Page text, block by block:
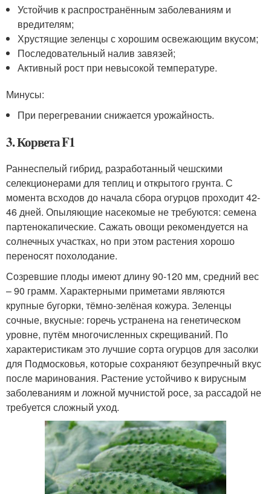
Устойчив к распространённым заболеваниям и
вредителям;
Хрустящие зеленцы с хорошим освежающим вкусом;
Последовательный налив завязей;
Активный рост при невысокой температуре.
Минусы:
При перегревании снижается урожайность.
3. Корвета F1
Раннеспелый гибрид, разработанный чешскими
селекционерами для теплиц и открытого грунта. С
момента всходов до начала сбора огурцов проходит 42-
46 дней. Опыляющие насекомые не требуются: семена
партенокапические. Сажать овощи рекомендуется на
солнечных участках, но при этом растения хорошо
переносят похолодание.
Созревшие плоды имеют длину 90-120 мм, средний вес
– 90 грамм. Характерными приметами являются
крупные бугорки, тёмно-зелёная кожура. Зеленцы
сочные, вкусные: горечь устранена на генетическом
уровне, путём многочисленных скрещиваний. По
характеристикам это лучшие сорта огурцов для засолки
для Подмосковья, которые сохраняют безупречный вкус
после маринования. Растение устойчиво к вирусным
заболеваниям и ложной мучнистой росе, за рассадой не
требуется сложный уход.